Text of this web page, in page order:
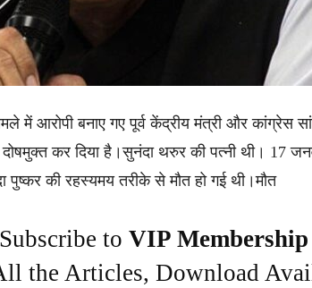
में आरोपी बनाए गए पूर्व केंद्रीय मंत्री और कांग्रेस
दोषमुक्त कर दिया है।सुनंदा थरुर की पत्नी थी। 17
पुष्कर की रहस्यमय तरीके से मौत हो गई थी।मौत
to VIP Membership
the Articles, Download